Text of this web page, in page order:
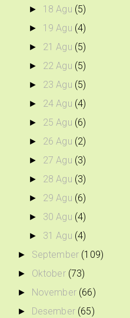
► 18 Agu (5)
► 19 Agu (4)
► 21 Agu (5)
► 22 Agu (5)
► 23 Agu (5)
► 24 Agu (4)
► 25 Agu (6)
► 26 Agu (2)
► 27 Agu (3)
► 28 Agu (3)
► 29 Agu (6)
► 30 Agu (4)
► 31 Agu (4)
► September (109)
► Oktober (73)
► November (66)
► Desember (65)